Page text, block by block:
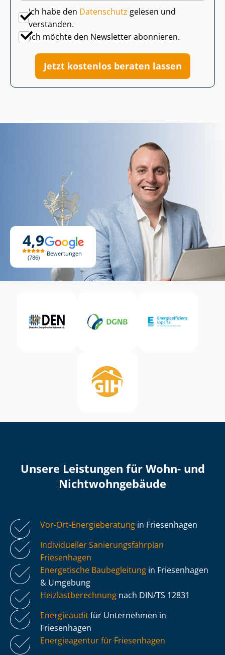
4,9
786
Bewertungen
Ich habe den Datenschutz gelesen und
verstanden.
Ich möchte den Newsletter abonnieren.
Jetzt kostenlos beraten lassen
Unsere Leistungen für Wohn- und
Nicht­wohn­ge­bäu­de
Vor-Ort-Energieberatung in Friesenhagen
Individueller Sa­nie­rungs­fahr­plan
Friesenhagen
Energetische Baubegleitung in Friesenhagen
& Umgebung
Heiz­last­be­rech­nung nach DIN/TS 12831
Energieauditfür Unternehmen in
Friesenhagen
Energieagentur für Friesenhagen